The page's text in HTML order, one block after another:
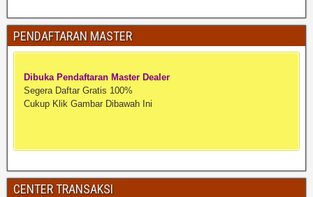
PENDAFTARAN MASTER
Dibuka Pendaftaran Master Dealer
Segera Daftar Gratis 100%
Cukup Klik Gambar Dibawah Ini
CENTER TRANSAKSI